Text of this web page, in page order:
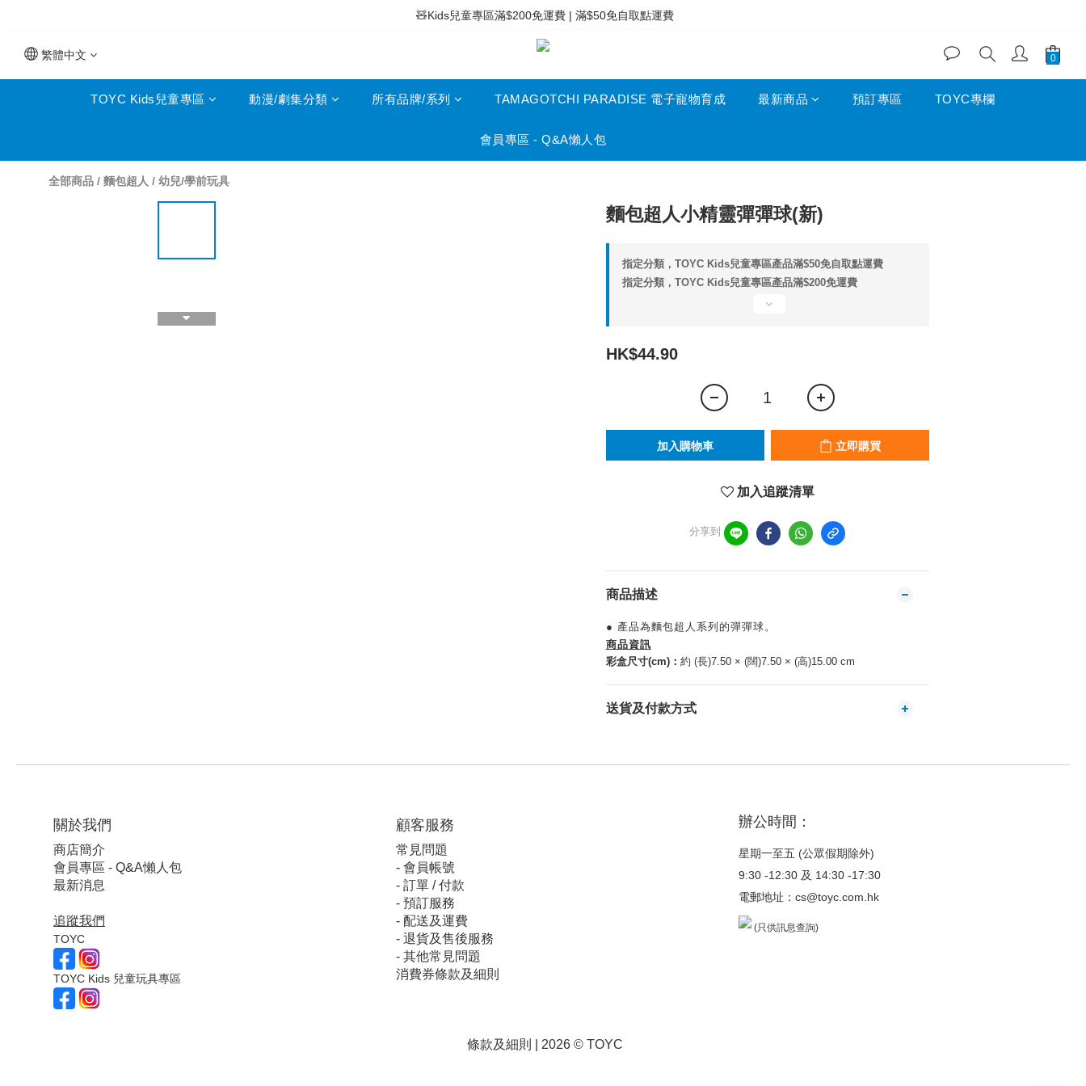
⚡滿$400免運費 | 滿$200免Easy Trade自取點運費
🧸Kids兒童專區滿$200免運費 | 滿$50免自取點運費
⚡滿$400免運費 | 滿$200免Easy Trade自取點運費
繁體中文
TOYC Kids兒童專區 動漫/劇集分類 所有品牌/系列 TAMAGOTCHI PARADISE 電子寵物育成 最新商品 預訂專區 TOYC專欄
會員專區 - Q&A懶人包
全部商品 / 麵包超人 / 幼兒/學前玩具
麵包超人小精靈彈彈球(新)
指定分類，TOYC Kids兒童專區產品滿$50免自取點運費
指定分類，TOYC Kids兒童專區產品滿$200免運費
HK$44.90
加入購物車 立即購買
加入追蹤清單
分享到
商品描述
● 產品為麵包超人系列的彈彈球。
商品資訊
彩盒尺寸(cm)： 約 (長)7.50 × (闊)7.50 × (高)15.00 cm
送貨及付款方式
關於我們
商店簡介
會員專區 - Q&A懶人包
最新消息
追蹤我們
TOYC
TOYC Kids 兒童玩具專區
顧客服務
常見問題
- 會員帳號
- 訂單 / 付款
- 預訂服務
- 配送及運費
- 退貨及售後服務
- 其他常見問題
消費券條款及細則
辦公時間：
星期一至五 (公眾假期除外)
9:30 -12:30 及 14:30 -17:30
電郵地址： cs@toyc.com.hk
(只供訊息查詢)
條款及細則 | 2026 © TOYC